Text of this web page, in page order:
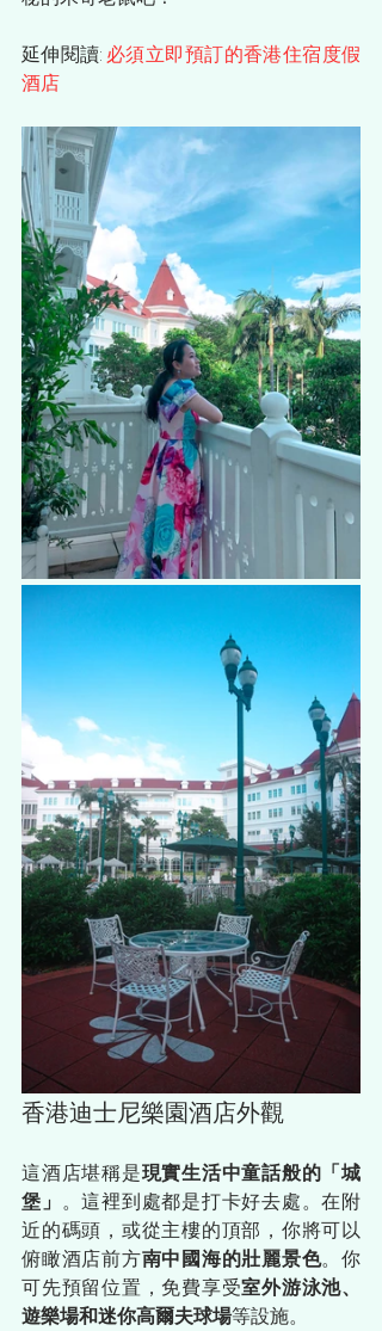
延伸閱讀: 必須立即預訂的香港住宿度假
酒店
香港迪士尼樂園酒店外觀
這酒店堪稱是現實生活中童話般的「城
堡」 。這裡到處都是打卡好去處。在附
近的碼頭，或從主樓的頂部，你將可以
俯瞰酒店前方南中國海的壯麗景色。你
可先預留位置，免費享受室外游泳池、
遊樂場和迷你高爾夫球場等設施。